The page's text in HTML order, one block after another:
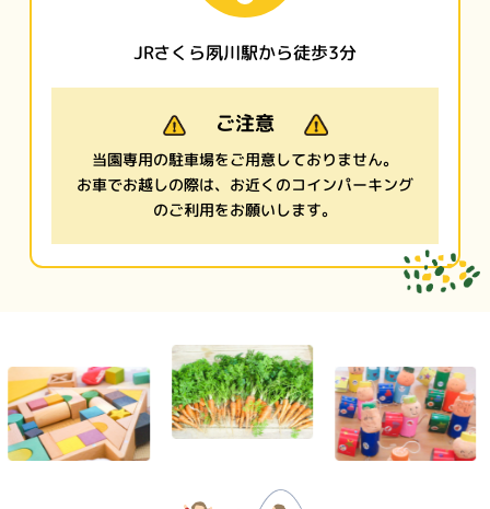
JRさくら夙川駅から徒歩3分
ご注意
当園専用の駐車場をご用意しておりません。
お車でお越しの際は、お近くのコインパーキング
のご利用をお願いします。